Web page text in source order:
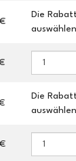
Die
auswählen
Die
auswählen